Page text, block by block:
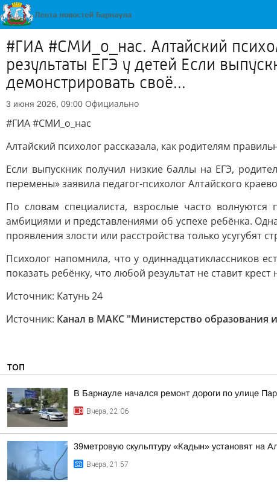
#ГИА #СМИ_о_нас. Алтайский
результаты ЕГЭ у детей Если
демонстрировать своё...
3 июня 2026, 09:00 Официально
#ГИА #СМИ_о_нас
Алтайский психолог рассказала, как родителям
Если выпускник получил низкие баллы на ЕГЭ,
перемены» заявила педагог-психолог Алтайского
По словам специалиста, взрослые часто
амбициями и представлениями об успехе ребёнка.
проявления злости или расстройства только усугубят
Психолог напомнила, что у одиннадцатиклассников
показать ребёнку, что любой результат не ставит
Источник: Катунь 24
Источник: Канал в МАКС "Министерство образования
ТОП
В Барнауле начался ремонт дороги по улице
Вчера, 22:06
39метровую скульптуру «Кадын» установят на
Вчера, 21:57